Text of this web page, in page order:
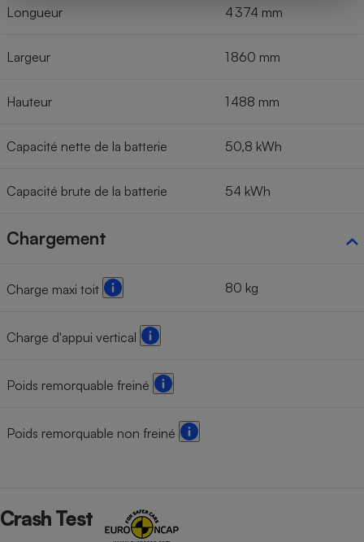
Longueur 4 374 mm
Largeur 1 860 mm
Hauteur 1 488 mm
Capacité nette de la batterie 50,8 kWh
Capacité brute de la batterie 54 kWh
Chargement
Charge maxi toit 80 kg
Charge d'appui vertical
Poids remorquable freiné
Poids remorquable non freiné
Crash Test